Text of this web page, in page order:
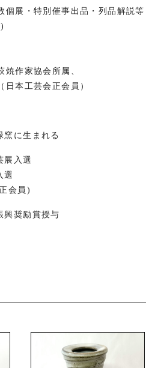
個展・特別催事出品・列品解説等
焼作家協会所属、
日本工芸会正会員）
窯に生まれる
展入選
選
会員)
興奨励賞授与
労県選奨授与
店個展